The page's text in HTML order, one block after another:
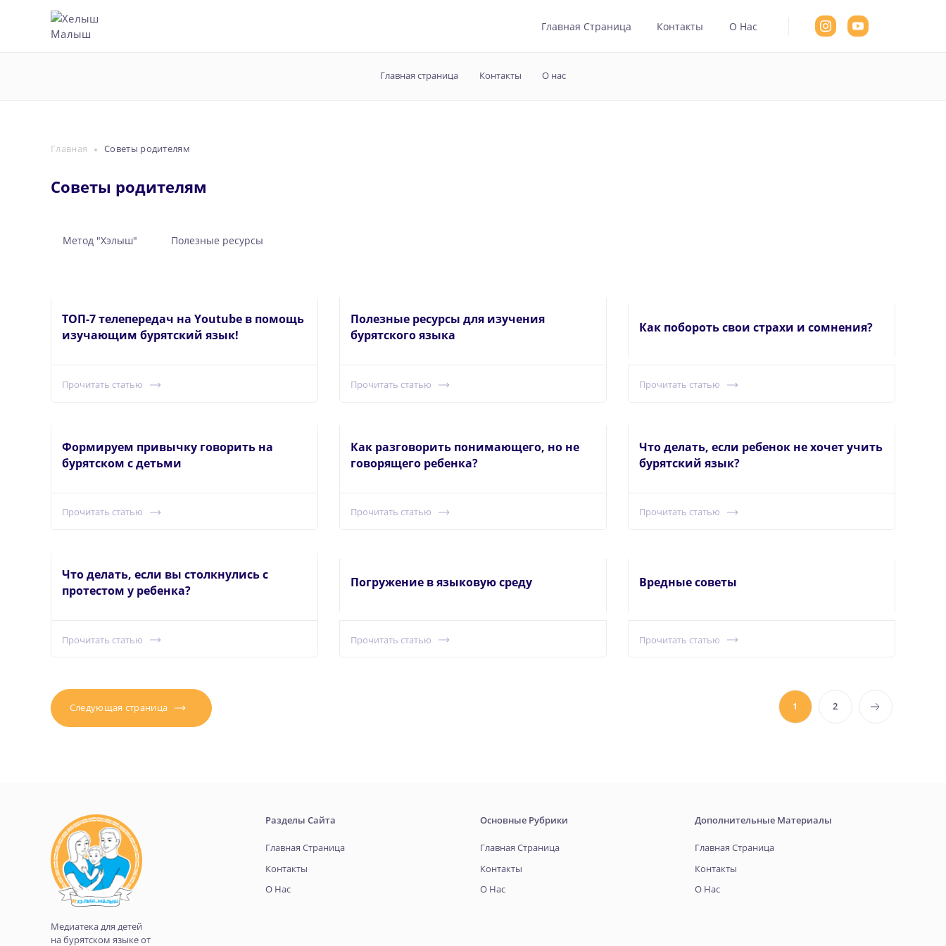
Главная Страница Контакты О Нас
Главная страница Контакты О нас
Главная Советы родителям
Советы родителям
Метод "Хэлыш" Полезные ресурсы
ТОП-7 телепередач на Youtube в помощь
изучающим бурятский язык!
Прочитать статью
Полезные ресурсы для изучения
бурятского языка
Прочитать статью
Как побороть свои страхи и сомнения?
Прочитать статью
Формируем привычку говорить на
бурятском с детьми
Прочитать статью
Как разговорить понимающего, но не
говорящего ребенка?
Прочитать статью
Что делать, если ребенок не хочет учить
бурятский язык?
Прочитать статью
Что делать, если вы столкнулись с
протестом у ребенка?
Прочитать статью
Погружение в языковую среду
Прочитать статью
Вредные советы
Прочитать статью
Следующая страница 1 2
Медиатека для детей
на бурятском языке от
Разделы Сайта
Главная Страница
Контакты
О Нас
Основные Рубрики
Главная Страница
Контакты
О Нас
Дополнительные Материалы
Главная Страница
Контакты
О Нас